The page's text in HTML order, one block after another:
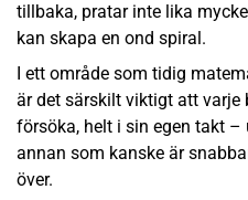
tillbaka, pratar inte lika
kan skapa en ond spiral.
I ett område som tidig
är det särskilt viktigt att
försöka, helt i sin egen takt
annan som kanske är
över.